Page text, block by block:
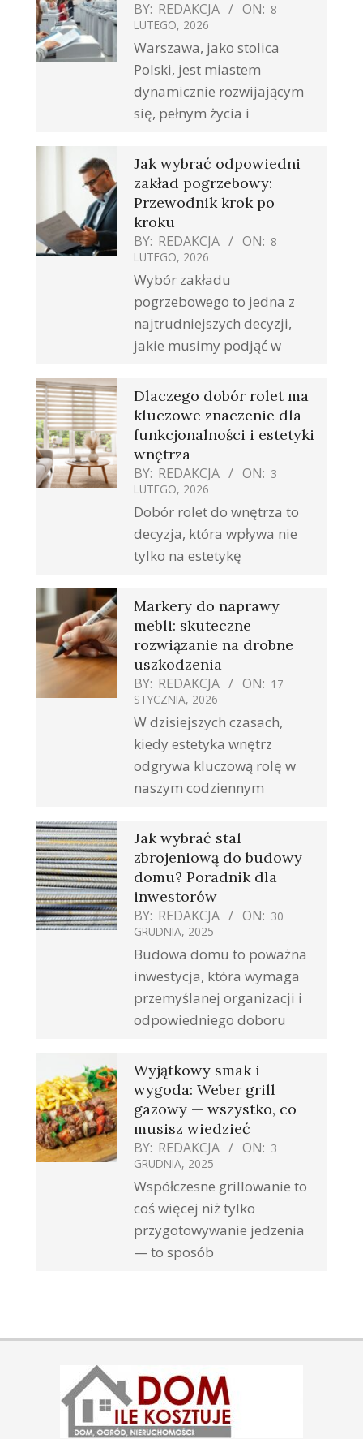
BY: REDAKCJA ON: 8
LUTEGO, 2026
Warszawa, jako stolica
Polski, jest miastem
dynamicznie rozwijającym
się, pełnym życia i
Jak wybrać odpowiedni
zakład pogrzebowy:
Przewodnik krok po
kroku
BY: REDAKCJA ON: 8
LUTEGO, 2026
Wybór zakładu
pogrzebowego to jedna z
najtrudniejszych decyzji,
jakie musimy podjąć w
Dlaczego dobór rolet ma
kluczowe znaczenie dla
funkcjonalności i estetyki
wnętrza
BY: REDAKCJA ON: 3
LUTEGO, 2026
Dobór rolet do wnętrza to
decyzja, która wpływa nie
tylko na estetykę
Markery do naprawy
mebli: skuteczne
rozwiązanie na drobne
uszkodzenia
BY: REDAKCJA ON: 17
STYCZNIA, 2026
W dzisiejszych czasach,
kiedy estetyka wnętrz
odgrywa kluczową rolę w
naszym codziennym
Jak wybrać stal
zbrojeniową do budowy
domu? Poradnik dla
inwestorów
BY: REDAKCJA ON: 30
GRUDNIA, 2025
Budowa domu to poważna
inwestycja, która wymaga
przemyślanej organizacji i
odpowiedniego doboru
Wyjątkowy smak i
wygoda: Weber grill
gazowy — wszystko, co
musisz wiedzieć
BY: REDAKCJA ON: 3
GRUDNIA, 2025
Współczesne grillowanie to
coś więcej niż tylko
przygotowywanie jedzenia
— to sposób